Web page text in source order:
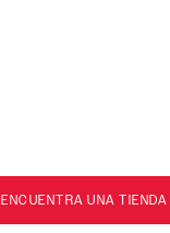
ENCUENTRA UNA TIENDA